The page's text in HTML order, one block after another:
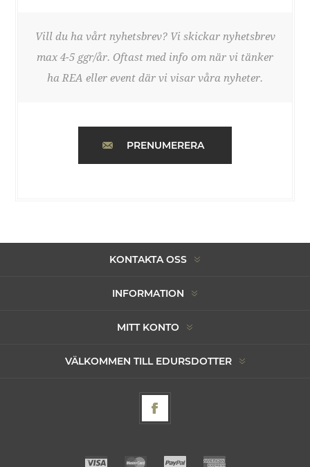
Vill du ha vårt nyhetsbrev? Vi skickar nyhetsbrev
max 4-5 ggr/år. Oftast med info om när vi tänker
ha REA eller event där vi visar våra nyheter.
PRENUMERERA
KONTAKTA OSS
INFORMATION
MITT KONTO
VÄLKOMMEN TILL EDURSDOTTER